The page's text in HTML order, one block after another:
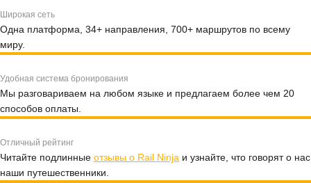
Широкая сеть
Одна платформа, 34+ направления, 700+ маршрутов по всему
миру.
Удобная система бронирования
Мы разговариваем на любом языке и предлагаем более чем 20
способов оплаты.
Отличный рейтинг
Читайте подлинные отзывы о Rail Ninja и узнайте, что говорят о нас
наши путешественники.